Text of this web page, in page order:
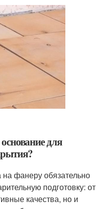
для
фанеру обязательно
подготовку: от
качества, но и